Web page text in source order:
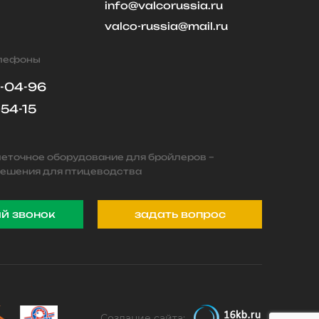
info@valcorussia.ru
valco-russia@mail.ru
04-96
15
оборудование для бройлеров –
для птицеводства
звонок задать вопрос